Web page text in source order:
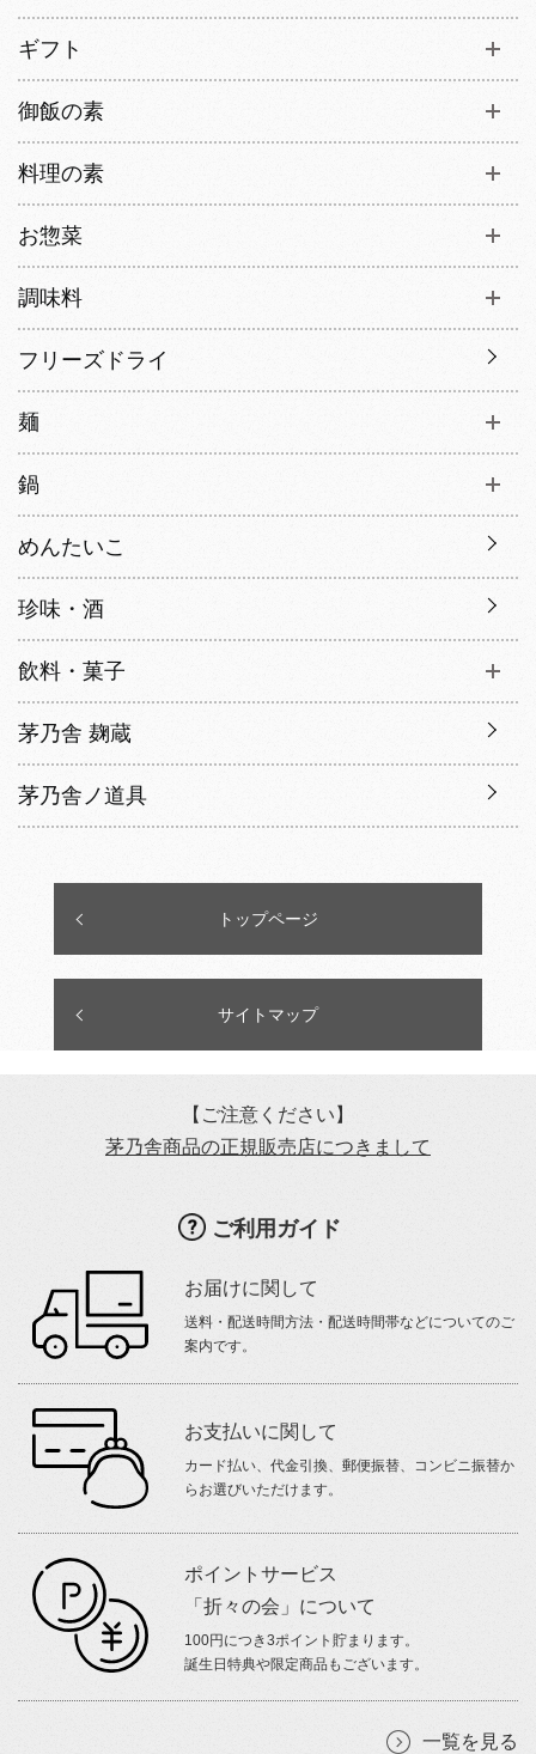
ギフト
御飯の素
料理の素
お惣菜
調味料
フリーズドライ
麺
鍋
めんたいこ
珍味・酒
飲料・菓子
茅乃舎 麹蔵
茅乃舎ノ道具
トップページ
サイトマップ
【ご注意ください】
茅乃舎商品の正規販売店につきまして
ご利用ガイド
お届けに関して
送料・配送時間方法・配送時間帯などについてのご
案内です。
お支払いに関して
カード払い、代金引換、郵便振替、コンビニ振替か
らお選びいただけます。
ポイントサービス
「折々の会」について
100円につき3ポイント貯まります。
誕生日特典や限定商品もございます。
一覧を見る